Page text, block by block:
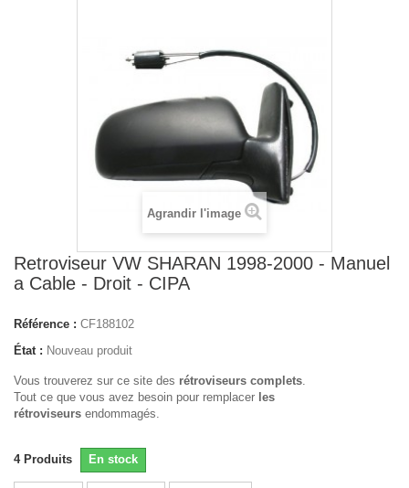
Agrandir l'image
Retroviseur VW SHARAN 1998-2000 - Manuel
a Cable - Droit - CIPA
Référence : CF188102
État : Nouveau produit
Vous trouverez sur ce site des rétroviseurs complets.
Tout ce que vous avez besoin pour remplacer les
rétroviseurs endommagés.
4 Produits En stock